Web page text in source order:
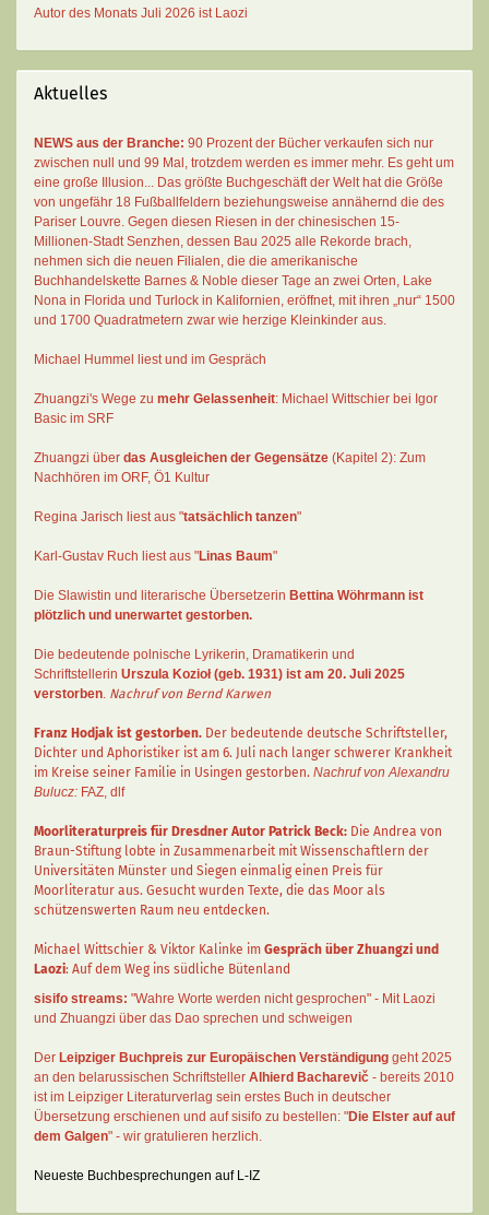
Autor des Monats Juli 2026 ist Laozi
Aktuelles
NEWS aus der Branche: 90 Prozent der Bücher verkaufen sich nur
zwischen null und 99 Mal , trotzdem werden es immer mehr. Es geht um
eine große Illusion... Das größte Buchgeschäft der Welt hat die Größe
von ungefähr 18 Fußballfeldern beziehungsweise annähernd die des
Pariser Louvre. Gegen diesen Riesen in der chinesischen 15-
Millionen-Stadt Senzhen, dessen Bau 2025 alle Rekorde brach,
nehmen sich die neuen Filialen, die die amerikanische
Buchhandelskette Barnes & Noble dieser Tage an zwei Orten, Lake
Nona in Florida und Turlock in Kalifornien, eröffnet, mit ihren „nur“ 1500
und 1700 Quadratmetern zwar wie herzige Kleinkinder aus.
Michael Hummel liest und im Gespräch
Zhuangzi's Wege zu mehr Gelassenheit: Michael Wittschier bei Igor
Basic im SRF
Zhuangzi über das Ausgleichen der Gegensätze (Kapitel 2): Zum
Nachhören im ORF, Ö1 Kultur
Regina Jarisch liest aus "tatsächlich tanzen"
Karl-Gustav Ruch liest aus "Linas Baum"
Die Slawistin und literarische Übersetzerin Bettina Wöhrmann ist
plötzlich und unerwartet gestorben.
Die bedeutende polnische Lyrikerin, Dramatikerin und
Schriftstellerin Urszula Kozioł (geb. 1931) ist am 20. Juli 2025
verstorben. Nachruf von Bernd Karwen
Franz Hodjak ist gestorben. Der bedeutende deutsche Schriftsteller,
Dichter und Aphoristiker ist am 6. Juli nach langer schwerer Krankheit
im Kreise seiner Familie in Usingen gestorben. Nachruf von Alexandru
Bulucz: FAZ, dlf
Moorliteraturpreis für Dresdner Autor Patrick Beck: Die Andrea von
Braun-Stiftung lobte in Zusammenarbeit mit Wissenschaftlern der
Universitäten Münster und Siegen einmalig einen Preis für
Moorliteratur aus. Gesucht wurden Texte, die das Moor als
schützenswerten Raum neu entdecken.
Michael Wittschier & Viktor Kalinke im Gespräch über Zhuangzi und
Laozi: Auf dem Weg ins südliche Bütenland
sisifo streams: "Wahre Worte werden nicht gesprochen" - Mit Laozi
und Zhuangzi über das Dao sprechen und schweigen
Der Leipziger Buchpreis zur Europäischen Verständigung geht 2025
an den belarussischen Schriftsteller Alhierd Bacharevič - bereits 2010
ist im Leipziger Literaturverlag sein erstes Buch in deutscher
Übersetzung erschienen und auf sisifo zu bestellen: "Die Elster auf auf
dem Galgen" - wir gratulieren herzlich.
Neueste Buchbesprechungen auf L-IZ